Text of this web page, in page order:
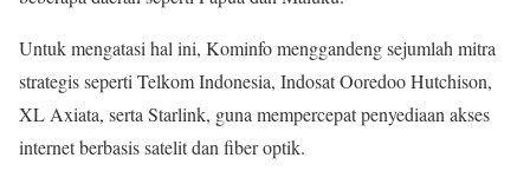
Untuk mengatasi hal ini, Kominfo menggandeng sejumlah mitra
strategis seperti Telkom Indonesia, Indosat Ooredoo Hutchison,
XL Axiata, serta Starlink, guna mempercepat penyediaan akses
internet berbasis satelit dan fiber optik.